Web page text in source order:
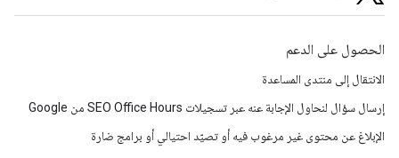
الحصول على الدعم
الانتقال إلى منتدى المساعدة
إرسال سؤال لنحاول الإجابة عنه عبر تسجيلات SEO Office Hours من Google
الإبلاغ عن محتوى غير مرغوب فيه أو تصيّد احتيالي أو برامج ضارة